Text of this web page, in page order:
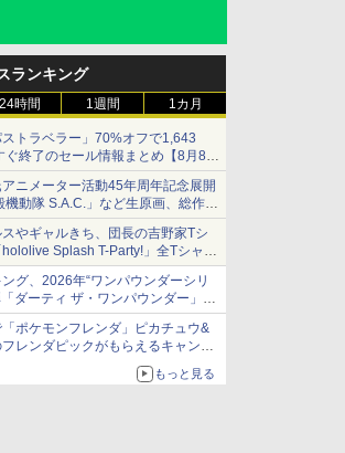
ランキング
24時間 1週間 1カ月
ストラベラー」70%オフで1,643
ぐ終了のセール情報まとめ【8月8日
eショップでは「大神 絶景版」が
990円
ニメーター活動45年周年記念展開
機動隊 S.A.C.」など生原画、総作画
示
やギャルきち、団長の吉野家Tシ
hololive Splash T-Party!」全Tシャツ
公開＆オンライン販売開始
グ、2026年“ワンパウンダーシリ
ダーティ ザ・ワンパウンダー」を
リックマヨソース」を使用した超大
ガー
ポケモンフレンダ」ピカチュウ&
レンダピックがもらえるキャンペ
もっと見る